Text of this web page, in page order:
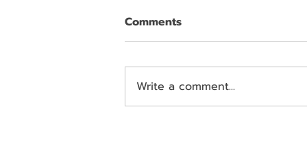
Comments
Write a comment...